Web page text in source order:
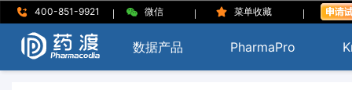
400-851-9921 | 微信 | 菜单收藏 |
数据产品 PharmaPro